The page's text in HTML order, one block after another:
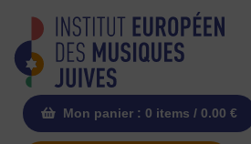
Mon panier : 0 items / 0.00 €